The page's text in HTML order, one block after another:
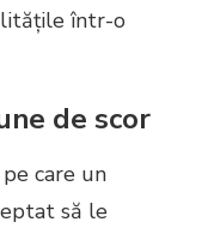
într-o
de scor
care un
să le